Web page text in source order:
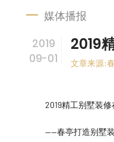
媒体播报
2019
09-01
2019
文章来源:
2019精工别墅装
——春亭打造别墅